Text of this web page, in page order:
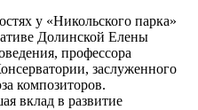
у «Никольского парка»
Долинской Елены
профессора
заслуженного
композиторов.
вклад в развитие